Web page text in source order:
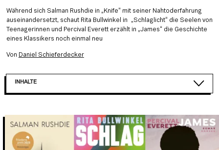
Während sich Salman Rushdie in „Knife“ mit seiner Nahtoderfahrung
auseinandersetzt, schaut Rita Bullwinkel in „Schlaglicht“ die Seelen von
Teenagerinnen und Percival Everett erzählt in „James“ die Geschichte
eines Klassikers noch einmal neu
Von Daniel Schieferdecker
INHALTE
SCHLAGLICHT: DIE JUNGEN SEELEN DER TEENAGER
JAMES: „DIE ABENTEUER DES HUCKLEBERRY...